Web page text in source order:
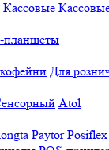
Кассовые
планшеты
Для
Atol
Paytor Posiflex